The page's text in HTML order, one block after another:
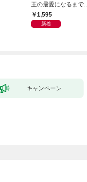
王の最愛になるまで
【イラスト付き】【単
行本書き下ろしSS付
1,595
新着
キャンペーン